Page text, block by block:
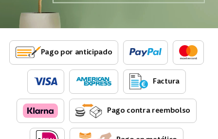
Pago por anticipado
Factura
Pago contra reembolso